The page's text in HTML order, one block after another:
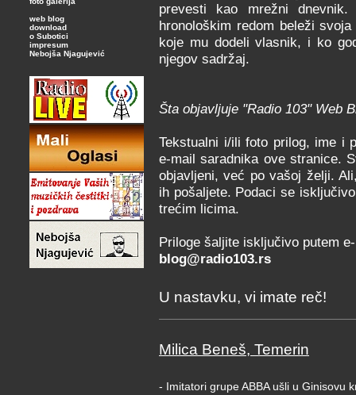
web blog
download
o Subotici
impresum
Nebojša Njagujević
prevesti kao mrežni
hronološkim redom beleži
koje mu dodeli vlasnik, i ko
njegov sadržaj.
Šta objavljuje "Radio 103" Web
Tekstualni i/ili foto prilog, ime i
e-mail saradnika ove stranice.
objavljeni, već po vašoj želji.
ih pošaljete. Podaci se
trećim licima.
Priloge šaljite isključivo putem
blog@radio103.rs
U nastavku, vi imate reč!
Milica Beneš, Temerin
- Imitatori grupe ABBA ušli u Ginisovu